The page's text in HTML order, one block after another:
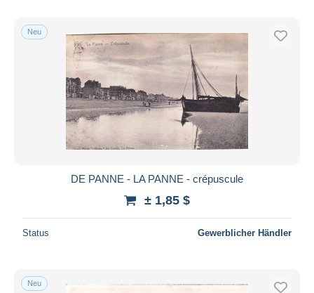
Neu
DE PANNE - LA PANNE - crépuscule
± 1,85 $
Status Gewerblicher Händler
Neu